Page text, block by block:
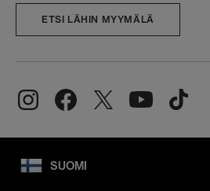
ETSI LÄHIN MYYMÄLÄ
SUOMI